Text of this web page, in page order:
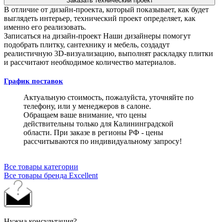
В отличие от дизайн-проекта, который показывает, как будет
выглядеть интерьер, технический проект определяет, как
именно его реализовать.
Записаться на дизайн-проект Наши дизайнеры помогут
подобрать плитку, сантехнику и мебель, создадут
реалистичную 3D-визуализацию, выполнят раскладку плитки
и рассчитают необходимое количество материалов.
График поставок
Актуальную стоимость, пожалуйста, уточняйте по
телефону, или у менеджеров в салоне.
Обращаем ваше внимание, что цены
действительны только для Калининградской
области. При заказе в регионы РФ - цены
рассчитываются по индивидуальному запросу!
Все товары категории
Все товары бренда Excellent